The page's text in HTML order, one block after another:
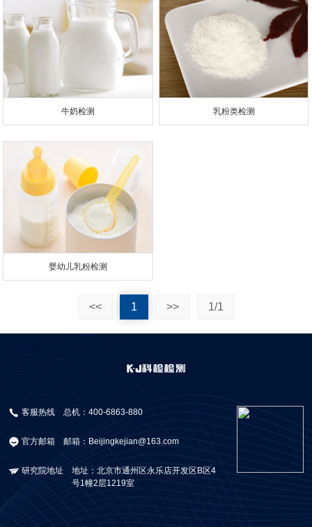
牛奶检测 乳粉类检测
婴幼儿乳粉检测
<< 1 >> 1/1
客服热线 总机：400-6863-880
官方邮箱 邮箱：Beijingkejian@163.com
研究院地址
地址：北京市通州区永乐店开发区B区4
号1幢2层1219室